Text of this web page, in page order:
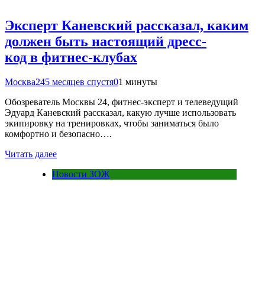
Эксперт Каневский рассказал, каким
должен быть настоящий дресс-
код в фитнес-клубах
Москва245 месяцев спустя01 минуты
Обозреватель Москвы 24, фитнес-эксперт и телеведущий
Эдуард Каневский рассказал, какую лучше использовать
экипировку на тренировках, чтобы заниматься было
комфортно и безопасно….
Читать далее
Новости ЗОЖ